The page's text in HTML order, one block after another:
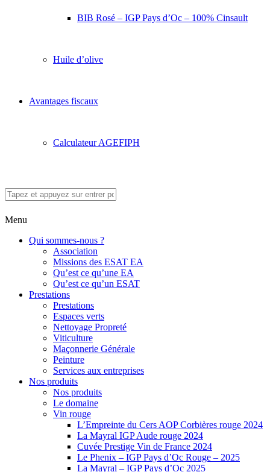
BIB Rosé – IGP Pays d’Oc – 100% Cinsault
Huile d’olive
Avantages fiscaux
Calculateur AGEFIPH
Menu
Qui sommes-nous ?
Association
Missions des ESAT EA
Qu’est ce qu’une EA
Qu’est ce qu’un ESAT
Prestations
Prestations
Espaces verts
Nettoyage Propreté
Viticulture
Maçonnerie Générale
Peinture
Services aux entreprises
Nos produits
Nos produits
Le domaine
Vin rouge
L’Empreinte du Cers AOP Corbières rouge 2024
La Mayral IGP Aude rouge 2024
Cuvée Prestige Vin de France 2024
Le Phenix – IGP Pays d’Oc Rouge – 2025
La Mayral – IGP Pays d’Oc 2025